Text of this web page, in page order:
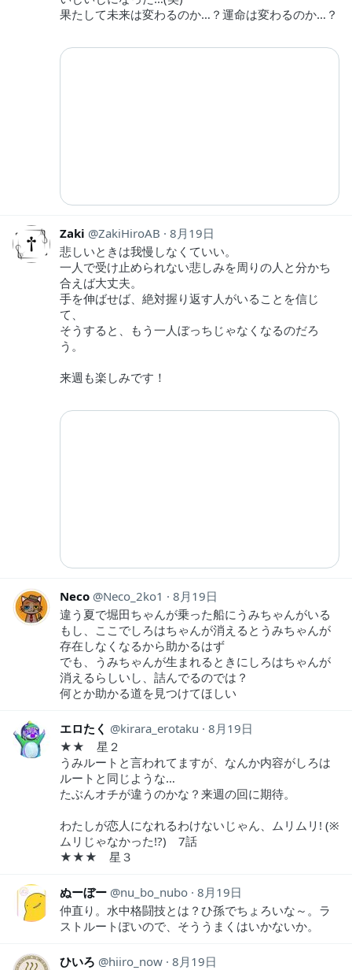
果たして未来は変わるのか…？運命は変わるのか…？
Zaki ZakiHiroAB
8月19日
悲しいときは我慢しなくていい。
一人で受け止められない悲しみを周りの人と分かち
合えば大丈夫。
手を伸ばせば、絶対握り返す人がいることを信じ
て、
そうすると、もう一人ぼっちじゃなくなるのだろ
う。
来週も楽しみです！
Neco Neco_2ko1
8月19日
違う夏で堀田ちゃんが乗った船にうみちゃんがいる
もし、ここでしろはちゃんが消えるとうみちゃんが
存在しなくなるから助かるはず
でも、うみちゃんが生まれるときにしろはちゃんが
消えるらしいし、詰んでるのでは？
何とか助かる道を見つけてほしい
エロたく kirara_erotaku
8月19日
★★ 星２
うみルートと言われてますが、なんか内容がしろは
ルートと同じような…
たぶんオチが違うのかな？来週の回に期待。
わたしが恋人になれるわけないじゃん、ムリムリ! (※
ムリじゃなかった!?) 7話
★★★ 星３
ぬーぼー nu_bo_nubo 8月19日
仲直り。水中格闘技とは？ひ孫でちょろいな～。ラ
ストルートぽいので、そううまくはいかないか。
ひいろ hiiro_now 8月19日